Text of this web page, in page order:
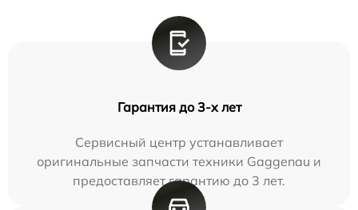
Гарантия до 3-х лет
Сервисный центр устанавливает
оригинальные запчасти техники Gaggenau и
предоставляет гарантию до 3 лет.